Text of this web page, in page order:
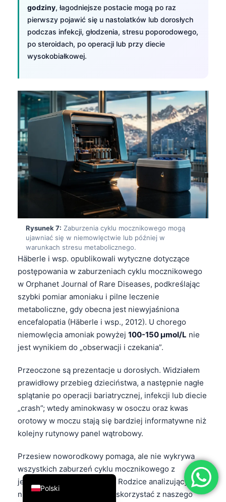
godziny, łagodniejsze postacie mogą po raz
pierwszy pojawić się u nastolatków lub dorosłych
podczas infekcji, głodzenia, stresu poporodowego,
po steroidach, po operacji lub przy diecie
wysokobiałkowej.
Rysunek 7: Zaburzenia cyklu mocznikowego mogą
ujawniać się w niemowlęctwie lub później w
warunkach stresu metabolicznego.
Häberle i wsp. opublikowali wytyczne dotyczące
postępowania w zaburzeniach cyklu mocznikowego
w Orphanet Journal of Rare Diseases, podkreślając
szybki pomiar amoniaku i pilne leczenie
metaboliczne, gdy obecna jest niewyjaśniona
encefalopatia (Häberle i wsp., 2012). U chorego
niemowlęcia amoniak powyżej 100-150 µmol/L nie
jest wynikiem do „obserwacji i czekania”.
Przeoczone są prezentacje u dorosłych. Widziałem
prawidłowy przebieg dzieciństwa, a następnie nagłe
splątanie po operacji bariatrycznej, infekcji lub diecie
„crash”; wtedy aminokwasy w osoczu oraz kwas
orotowy w moczu stają się bardziej informatywne niż
kolejny rutynowy panel wątrobowy.
Przesiew noworodkowy pomaga, ale nie wykrywa
wszystkich zaburzeń cyklu mocznikowego z
jednakową wiarygodnością. Rodzice analizujący
nieprawidłowy wynik mogą skorzystać z naszego
Polski
English
Deutsch
العربية
Français
עִבְרִית
Italiano
Español
Português
Ελληνικά
Türkçe
Română
简体中文
فارسی
Български
Dansk
Nederlands
Bahasa Indonesia
Հայերեն
Íslenska
Српски језик
Svenska
Bosanski
日本語
Čeština
ქართული
Русский